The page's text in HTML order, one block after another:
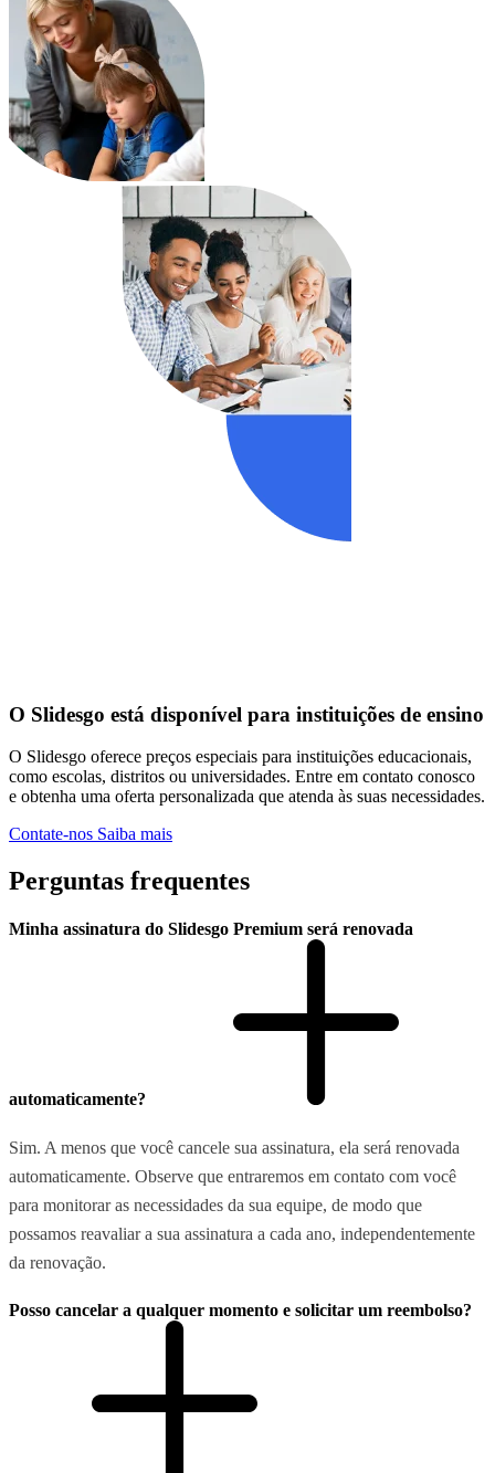
O Slidesgo está disponível para instituições de ensino
O Slidesgo oferece preços especiais para instituições educacionais,
como escolas, distritos ou universidades. Entre em contato conosco
e obtenha uma oferta personalizada que atenda às suas necessidades.
Contate-nos Saiba mais
Perguntas frequentes
Minha assinatura do Slidesgo Premium será renovada
automaticamente?
Sim. A menos que você cancele sua assinatura, ela será renovada
automaticamente. Observe que entraremos em contato com você
para monitorar as necessidades da sua equipe, de modo que
possamos reavaliar a sua assinatura a cada ano, independentemente
da renovação.
Posso cancelar a qualquer momento e solicitar um reembolso?